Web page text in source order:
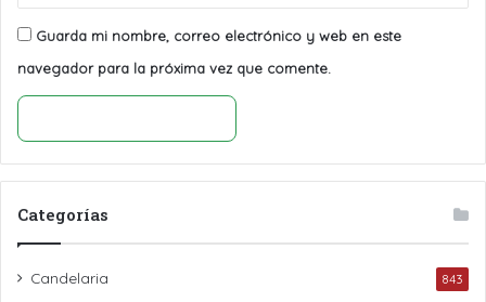
Guarda mi nombre, correo electrónico y web en este
navegador para la próxima vez que comente.
Categorías
Candelaria 843